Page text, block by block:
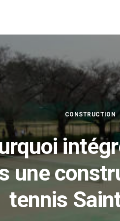
CONSTRUCTION
une
tennis